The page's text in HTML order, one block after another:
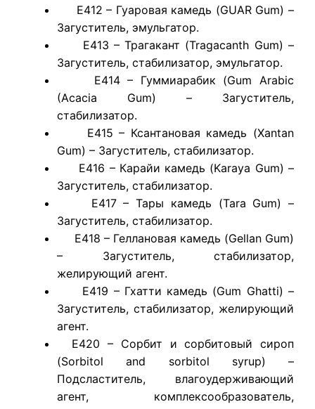
E412 – Гуаровая камедь (GUAR Gum) –
Загуститель, эмульгатор.
E413 – Трагакант (Tragacanth Gum) –
Загуститель, стабилизатор, эмульгатор.
E414 – Гуммиарабик (Gum Arabic
(Acacia Gum) – Загуститель,
стабилизатор.
E415 – Ксантановая камедь (Xantan
Gum) – Загуститель, стабилизатор.
E416 – Карайи камедь (Karaya Gum) –
Загуститель, стабилизатор.
E417 – Тары камедь (Tara Gum) –
Загуститель, стабилизатор.
E418 – Геллановая камедь (Gellan Gum)
– Загуститель, стабилизатор,
желирующий агент.
E419 – Гхатти камедь (Gum Ghatti) –
Загуститель, стабилизатор, желирующий
агент.
E420 – Сорбит и сорбитовый сироп
(Sorbitol and sorbitol syrup) –
Подсластитель, влагоудерживающий
агент, комплексообразователь,